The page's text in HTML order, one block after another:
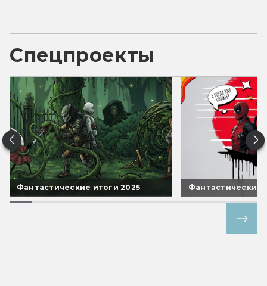
Спецпроекты
Фантастические итоги 2025 Фантастические